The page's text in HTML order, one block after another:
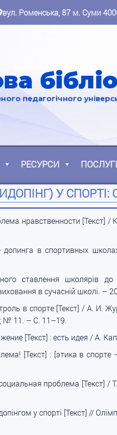
вул. Роменська, 87 м. Суми
педагогічного
РЕСУРСИ
У
нравственности [Текст] /
в спортивных
ставлення школярів до
в сучасній школі. –
в спорте [Текст] / А. И.
№ 11. – С. 11–19.
[Текст] : есть идея / А.
[Текст] : [этика в
проблема [Текст]
у спорті [Текст] //